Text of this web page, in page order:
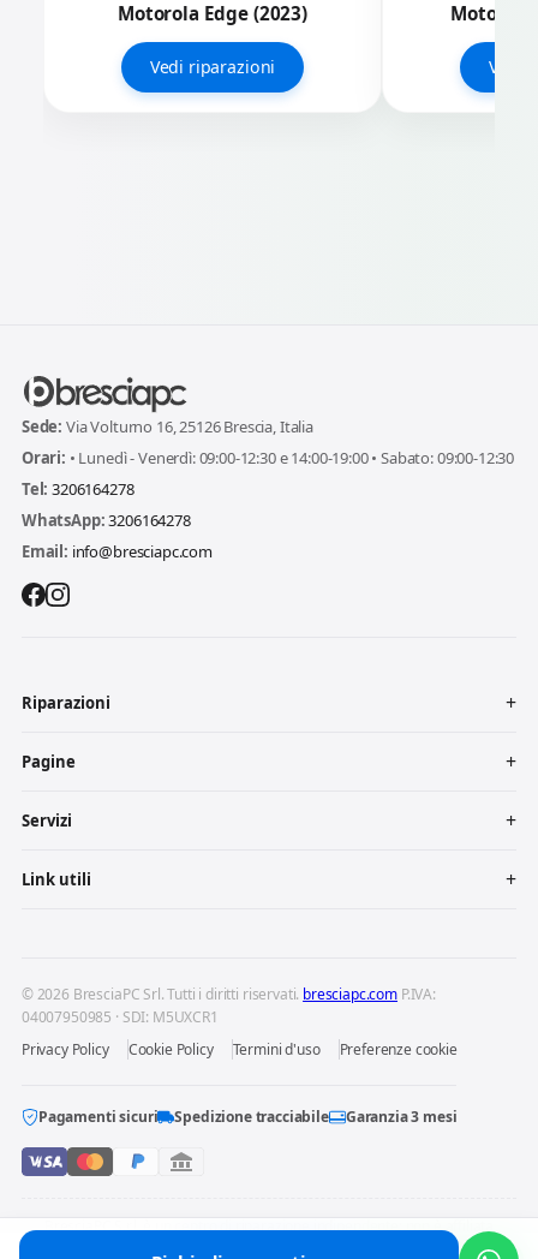
Motorola Edge (2023)
Vedi riparazioni
Motorola
Vedi
Sede: Via Volturno 16, 25126 Brescia, Italia
Orari: • Lunedì - Venerdì: 09:00-12:30 e 14:00-19:00 • Sabato: 09:00-12:30
Tel: 3206164278
WhatsApp:3206164278
Email: info@bresciapc.com
Riparazioni
Pagine
Servizi
Link utili
© 2026 BresciaPC Srl. Tutti i diritti riservati. bresciapc.com P.IVA:
04007950985 · SDI: M5UXCR1
Privacy Policy
Cookie Policy Termini d'uso Preferenze cookie
Pagamenti sicuri Spedizione tracciabile Garanzia 3 mesi
BresciaPC S.r.l. è un centro di riparazione indipendente: non è affiliata
né autorizzata dai produttori dei dispositivi riparati. Marchi e loghi